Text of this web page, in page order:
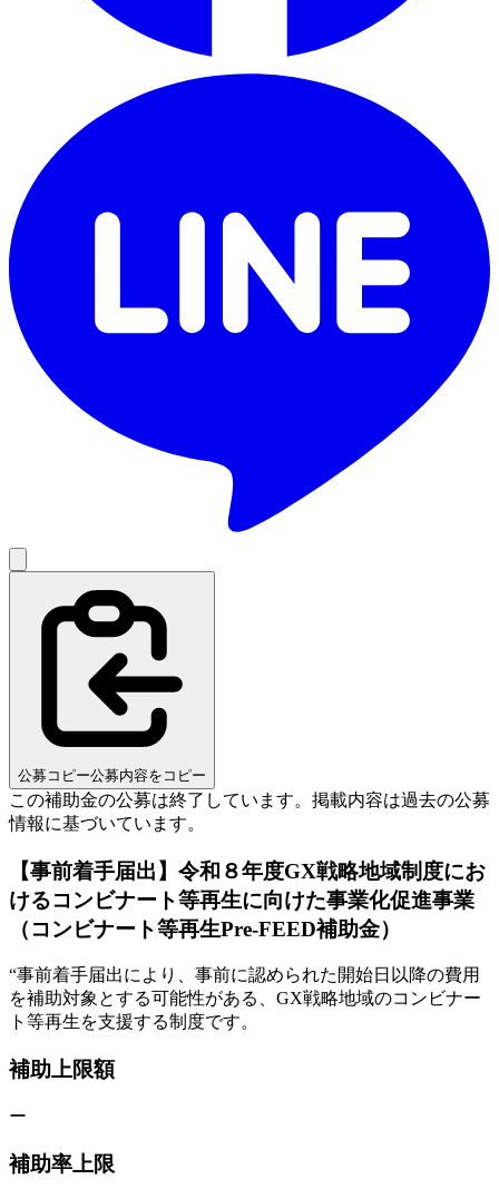
公募コピー公募内容をコピー
この補助金の公募は終了しています。 掲載内容は過去の公募
情報に基づいています。
【事前着手届出】令和８年度GX戦略地域制度にお
けるコンビナート等再生に向けた事業化促進事業
（コンビナート等再生Pre-FEED補助金）
“事前着手届出により、事前に認められた開始日以降の費用
を補助対象とする可能性がある、GX戦略地域のコンビナー
ト等再生を支援する制度です。
補助上限額
ー
補助率上限